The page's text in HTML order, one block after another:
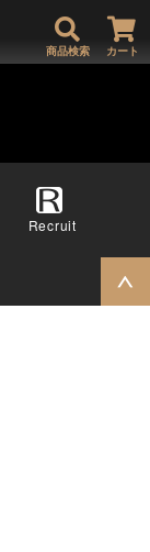
商品検索 カート
Recruit